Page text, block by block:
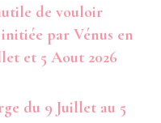
de vouloir
par Vénus en
et 5 Aout 2026
du 9 Juillet au 5